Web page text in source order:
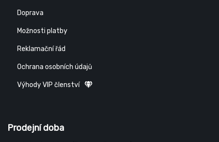
Doprava
Možnosti platby
Reklamační řád
Ochrana osobních údajů
Výhody VIP členství
Prodejní doba